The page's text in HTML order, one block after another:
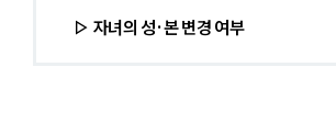
▷ 자녀의 성·본 변경 여부